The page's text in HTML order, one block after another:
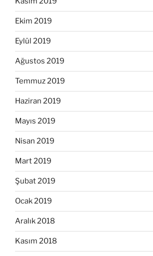
Ekim 2019
Eylül 2019
Ağustos 2019
Temmuz 2019
Haziran 2019
Mayıs 2019
Nisan 2019
Mart 2019
Şubat 2019
Ocak 2019
Aralık 2018
Kasım 2018